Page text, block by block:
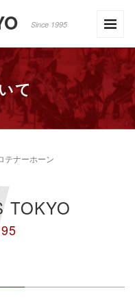
Since 1995
て
テナーホーン
TOKYO